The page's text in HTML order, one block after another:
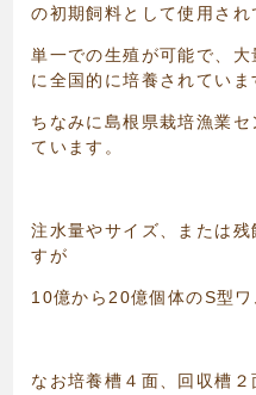
の初期飼料として使用され
単一での生殖が可能で、
に全国的に培養されていま
ちなみに島根県栽培漁業
ています。
注水量やサイズ、または
すが
10億から20億個体のS型ワ
なお培養槽４面、回収槽